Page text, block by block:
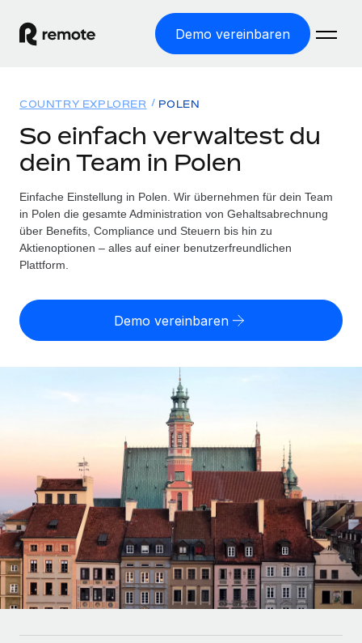
Demo vereinbaren
WELTWEITE BESCHÄFTIGUNG
Globale Payroll
Einfache, rechtssicher Payroll
Employer of Record
Weltweites Wachstum ohne Kosten für Niederlassungen
Contractor of Record
Rechtssichere, weltweite Arbeit mit Freelancer:innen
Globales Onboarding und Verwalten von
Auslagern von komplexen HR-Aufgaben
INFRASTRUKTUR
Remote Embedded
Nahtlose Integration der HR in bestehende Abläufe
Plattform
Integrierte HR-Kernfunktionen für dein Team
Lösungen
WELTWEITE ABDECKUNG
Country Explorer
Länderspezifische Unterstützung bei der Einstellung
Einfache Einstellung in allen US-Bundesstaaten
Agile HR- und Payroll-Lösungen für wachsende
Unternehmen
Mittelstand
Maßgeschneiderte HR-Lösungen, um Teams zu
vergrößern
Enterprise
Globale HR für Konzerne und Großunternehmen
Ressourcen
TOOLS UND RECHNER
Scheinselbstständigkeitsrisiko berechnen
Personalkostenrechner
Gesamtbeschäftigungskosten
Honorarzahlungen berechnen
Informationen zu möglichen Währungen und
Abwicklungsfristen für globale Freelancer:innen
LERNEN MIT REMOTE
Forschung und Leitfäden
Fallstudien
HR-Glossar
Preise
Nederlands
Deutsch
Español
Italiano
Português (Portugal)
Anmelden
COUNTRY EXPLORER POLEN
So einfach verwaltest du
dein Team in Polen
Einfache Einstellung in Polen. Wir übernehmen für dein Team
in Polen die gesamte Administration von Gehaltsabrechnung
über Benefits, Compliance und Steuern bis hin zu
Aktienoptionen – alles auf einer benutzerfreundlichen
Plattform.
Demo vereinbaren